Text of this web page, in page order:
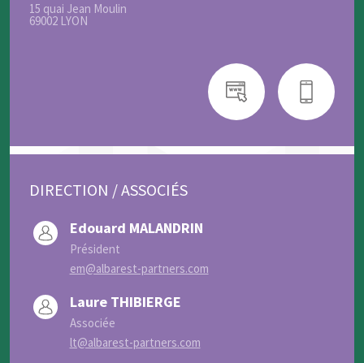
15 quai Jean Moulin
69002 LYON
DIRECTION / ASSOCIÉS
Edouard MALANDRIN
Président
em@albarest-partners.com
Laure THIBIERGE
Associée
lt@albarest-partners.com